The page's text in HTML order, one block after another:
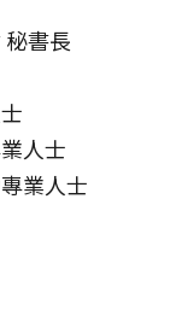
書長
人士
業人士